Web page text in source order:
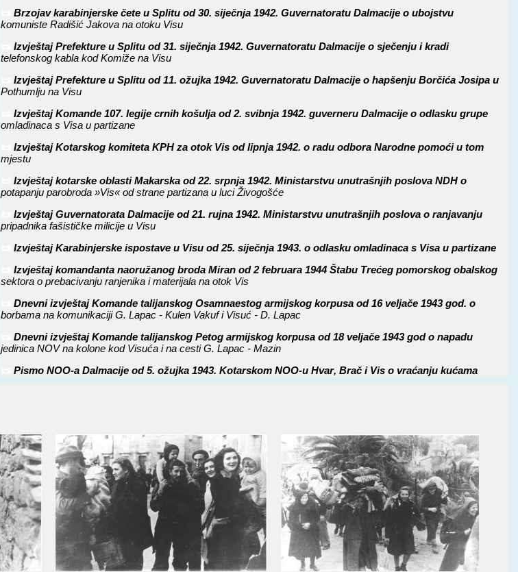
Brzojav karabinjerske čete u Splitu od 30. siječnja 1942. Guvernatoratu Dalmacije o ubojstvu
komuniste Radišić Jakova na otoku Visu
Izvještaj Prefekture u Splitu od 31. siječnja 1942. Guvernatoratu Dalmacije o sječenju i kradi
telefonskog kabla kod Komiže na Visu
Izvještaj Prefekture u Splitu od 11. ožujka 1942. Guvernatoratu Dalmacije o hapšenju Borčića Josipa u
Pothumlju na Visu
Izvještaj Komande 107. legije crnih košulja od 2. svibnja 1942. guverneru Dalmacije o odlasku grupe
omladinaca s Visa u partizane
Izvještaj Kotarskog komiteta KPH za otok Vis od lipnja 1942. o radu odbora Narodne pomoći u tom
mjestu
Izvještaj kotarske oblasti Makarska od 22. srpnja 1942. Ministarstvu unutrašnjih poslova NDH o
potapanju parobroda »Vis« od strane partizana u luci Živogošće
Izvještaj Guvernatorata Dalmacije od 21. rujna 1942. Ministarstvu unutrašnjih poslova o ranjavanju
pripadnika fašističke milicije u Visu
Izvještaj Karabinjerske ispostave u Visu od 25. siječnja 1943. o odlasku omladinaca s Visa u partizane
Izvještaj komandanta naoružanog broda Miran od 2 februara 1944 Štabu Trećeg pomorskog obalskog
sektora o prebacivanju ranjenika i materijala na otok Vis
Dnevni izvještaj Komande talijanskog Osamnaestog armijskog korpusa od 16 veljače 1943 god. o
borbama na komunikaciji G. Lapac - Kulen Vakuf i Visuć - D. Lapac
Dnevni izvještaj Komande talijanskog Petog armijskog korpusa od 18 veljače 1943 god o napadu
jedinica NOV na kolone kod Visuća i na cesti G. Lapac - Mazin
Pismo NOO-a Dalmacije od 5. ožujka 1943. Kotarskom NOO-u Hvar, Brač i Vis o vraćanju kućama
📜 Izvještaj komandanta transporta početkom aprila Štabu Četvrtog pomorskog obalskog sektora o
prebacivanju materijala sa otoka Visa na Biokovo i zbjega sa Biokova na otok Vis
📜 Zapovijest Štaba Mornarice NOV Jugoslavije od 20 aprila 1944 Štabu Četvrtog pomorskog obalskog
sektora za prebacivanje dijelova Dvadeset šeste divizije sa otoka Visa na otok Korčulu
📜 Zapovijest Štaba Mornarice NOV Jugoslavije od 17 aprila 1944 Četvrtom pomorskom obalskom sektoru
za prebacivanje snaga 26 divizije sa otoka Visa na otok Lastovo
📜 Zapovijest Štaba Četvrtog pomorskog obalskog sektora iz prve polovine juna 1944 podređenim
jedinicama za prebacivanje trupa Dvadeset šeste divizije sa otoka Brača na otok Vis